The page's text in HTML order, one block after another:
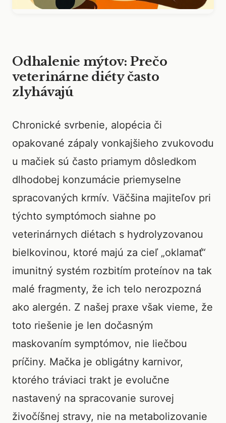
Odhalenie mýtov: Prečo
veterinárne diéty často
zlyhávajú
Chronické svrbenie, alopécia či
opakované zápaly vonkajšieho zvukovodu
u mačiek sú často priamym dôsledkom
dlhodobej konzumácie priemyselne
spracovaných krmív. Väčšina majiteľov pri
týchto symptómoch siahne po
veterinárnych diétach s hydrolyzovanou
bielkovinou, ktoré majú za cieľ „oklamať“
imunitný systém rozbitím proteínov na tak
malé fragmenty, že ich telo nerozpozná
ako alergén. Z našej praxe však vieme, že
toto riešenie je len dočasným
maskovaním symptómov, nie liečbou
príčiny. Mačka je obligátny karnivor,
ktorého tráviaci trakt je evolučne
nastavený na spracovanie surovej
živočíšnej stravy, nie na metabolizovanie